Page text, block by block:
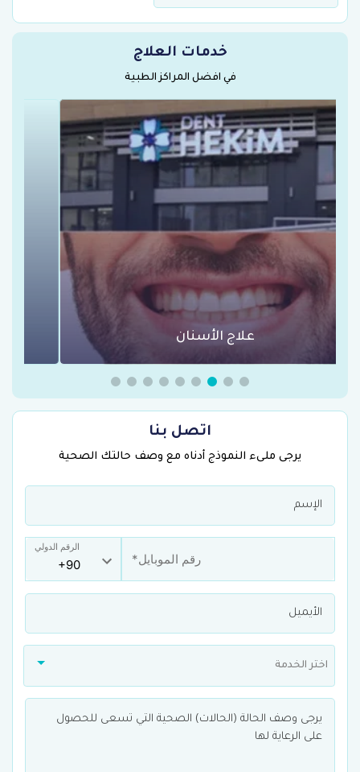
خدمات العلاج
في افضل المراكز الطبية
عمليات السمنة في تركيا
اتصل بنا
يرجى ملىء النموذج أدناه مع وصف حالتك الصحية
الرقم الدولي
اختر الخدمة